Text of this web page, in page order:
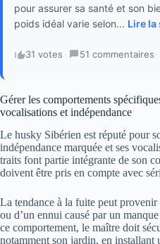
pour assurer sa santé et son
poids idéal varie selon... Lire la
31 votes · 51 commentaires ·
Gérer les comportements
vocalisations et indépendance
Le husky Sibérien est réputé pour
indépendance marquée et ses
traits font partie intégrante de son
doivent être pris en compte avec
La tendance à la fuite peut provenir
ou d’un ennui causé par un
ce comportement, le maître doit
notamment son jardin, en installant